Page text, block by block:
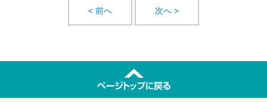
< 前へ 次へ >